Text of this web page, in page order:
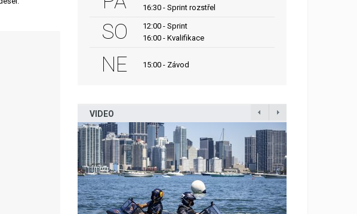
16:30 - Sprint rozstřel
SO
12:00 - Sprint
16:00 - Kvalifikace
NE 15:00 - Závod
VIDEO